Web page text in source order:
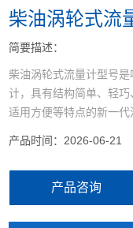
柴油涡轮式流
简要描述：
柴油涡轮式流量计型号
计，具有结构简单、轻
适用方便等特点的新一代
产品时间：2026-06-21
产品咨询